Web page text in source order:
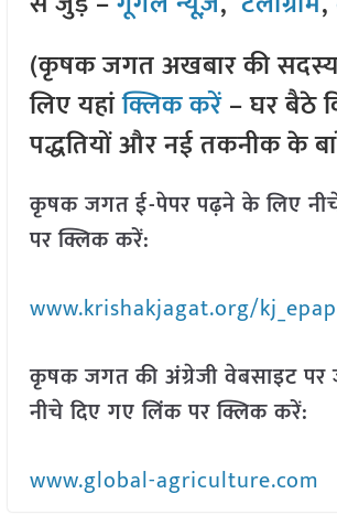
(कृषक जगत अखबार की
लिए यहांक्लिक करें– घर बैठे
पद्धतियों और नई तकनीक के
कृषक जगत ई-पेपर पढ़ने के लिए
पर क्लिक करें:
www.krishakjagat.org/
कृषक जगत की अंग्रेजी वेबसाइट पर
नीचे दिए गए लिंक पर क्लिक करें:
www.global-agriculture.com